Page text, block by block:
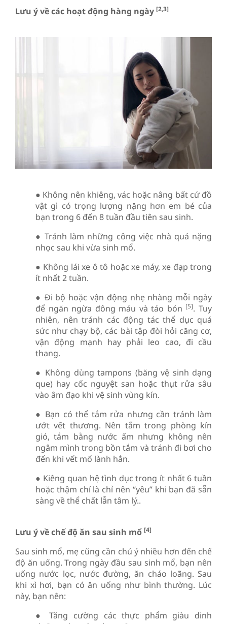
Lưu ý về các hoạt động hàng ngày [2,3]
● Không nên khiêng, vác hoặc nâng bất cứ đồ
vật gì có trọng lượng nặng hơn em bé của
bạn trong 6 đến 8 tuần đầu tiên sau sinh.
● Tránh làm những công việc nhà quá nặng
nhọc sau khi vừa sinh mổ.
● Không lái xe ô tô hoặc xe máy, xe đạp trong
ít nhất 2 tuần.
● Đi bộ hoặc vận động nhẹ nhàng mỗi ngày
để ngăn ngừa đông máu và táo bón [5]. Tuy
nhiên, nên tránh các động tác thể dục quá
sức như chạy bộ, các bài tập đòi hỏi căng cơ,
vận động mạnh hay phải leo cao, đi cầu
thang.
● Không dùng tampons (băng vệ sinh dạng
que) hay cốc nguyệt san hoặc thụt rửa sâu
vào âm đạo khi vệ sinh vùng kín.
● Bạn có thể tắm rửa nhưng cần tránh làm
ướt vết thương. Nên tắm trong phòng kín
gió, tắm bằng nước ấm nhưng không nên
ngâm mình trong bồn tắm và tránh đi bơi cho
đến khi vết mổ lành hẳn.
● Kiêng quan hệ tình dục trong ít nhất 6 tuần
hoặc thậm chí là chỉ nên “yêu” khi bạn đã sẵn
sàng về thể chất lẫn tâm lý..
Lưu ý về chế độ ăn sau sinh mổ [4]
Sau sinh mổ, mẹ cũng cần chú ý nhiều hơn đến chế
độ ăn uống. Trong ngày đầu sau sinh mổ, bạn nên
uống nước lọc, nước đường, ăn cháo loãng. Sau
khi xì hơi, bạn có ăn uống như bình thường. Lúc
này, bạn nên:
● Tăng cường các thực phẩm giàu dinh